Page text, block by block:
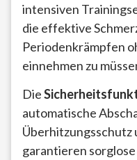
intensiven
die effektive
Periodenkrämpfen
einnehmen zu
Die
automatische
Überhitzungsschutz
garantieren